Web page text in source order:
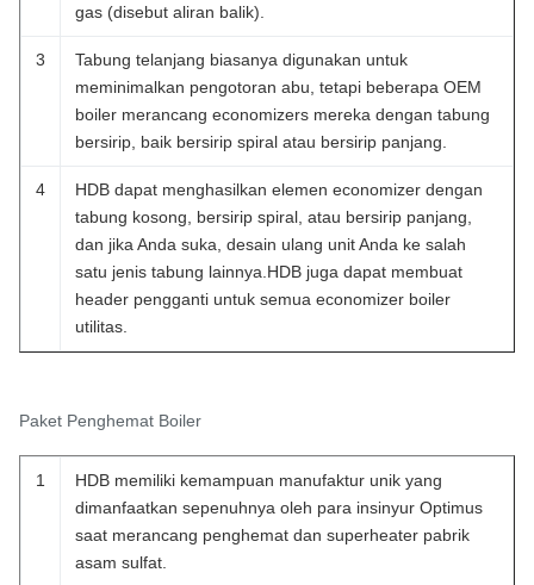
gas (disebut aliran balik).
3
Tabung telanjang biasanya digunakan untuk
meminimalkan pengotoran abu, tetapi beberapa OEM
boiler merancang economizers mereka dengan tabung
bersirip, baik bersirip spiral atau bersirip panjang.
4
HDB dapat menghasilkan elemen economizer dengan
tabung kosong, bersirip spiral, atau bersirip panjang,
dan jika Anda suka, desain ulang unit Anda ke salah
satu jenis tabung lainnya.HDB juga dapat membuat
header pengganti untuk semua economizer boiler
utilitas.
Paket Penghemat Boiler
1
HDB memiliki kemampuan manufaktur unik yang
dimanfaatkan sepenuhnya oleh para insinyur Optimus
saat merancang penghemat dan superheater pabrik
asam sulfat.